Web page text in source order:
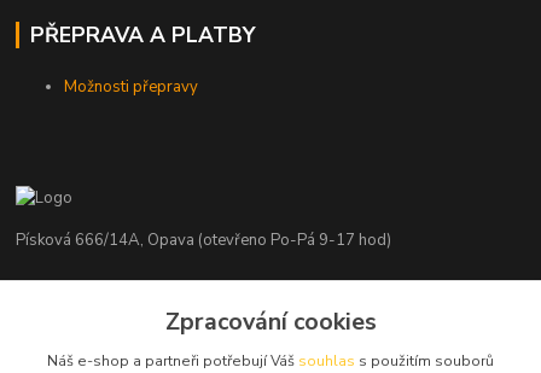
PŘEPRAVA A PLATBY
Možnosti přepravy
Písková 666/14A, Opava (otevřeno Po-Pá 9-17 hod)
+420 776 839 986Zpracování cookies
Náš e-shop a partneři potřebují Váš souhlas s použitím souborů